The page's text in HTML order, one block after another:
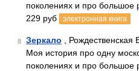
поколениях и про большое
229 руб
электронная книга
8 Зеркало , Рождественская
Моя история про одну
поколениях и про большое